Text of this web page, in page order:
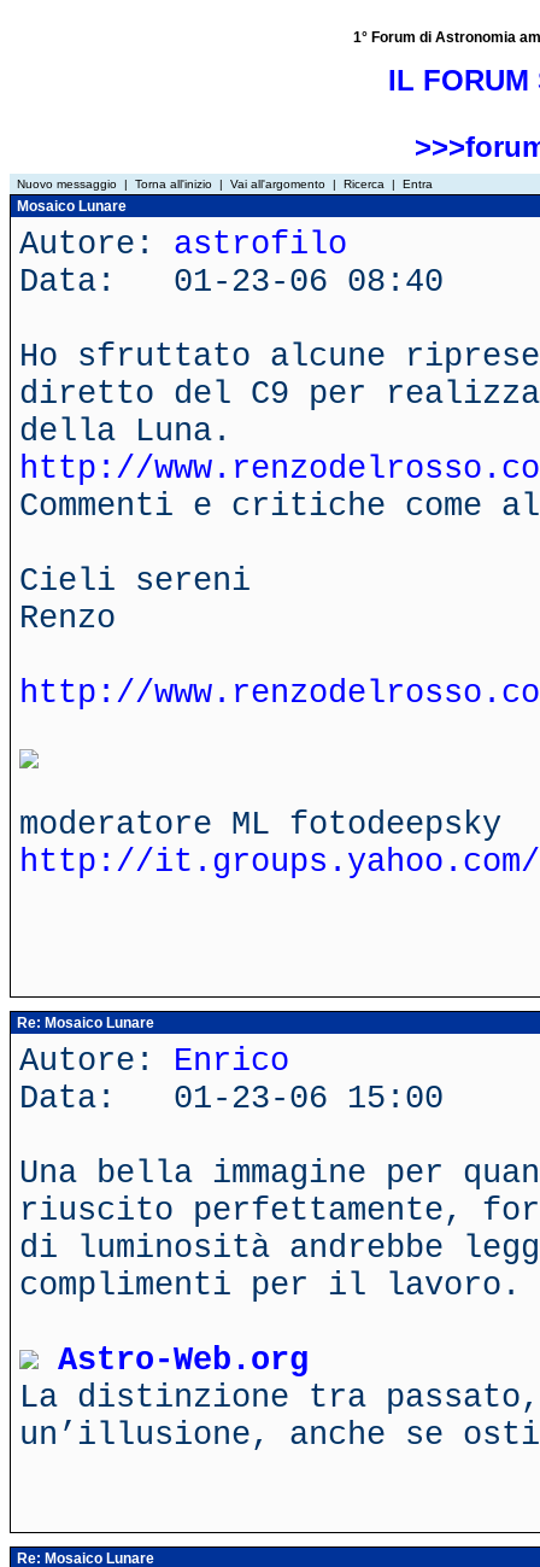
1° Forum di Astronomia
IL FORUM
Nuovo messaggio | Torna all'inizio | Vai all'argomento | Ricerca | Entra
Mosaico Lunare
Autore: astrofilo
Data: 01-23-06 08:40
Ho sfruttato alcune
diretto del C9 per
della Luna.
http://
Commenti e critiche come
Cieli sereni
Renzo
http://
moderatore ML fotodeepsky
http://it.groups.yahoo.com/
Re: Mosaico Lunare
Autore: Enrico
Data: 01-23-06 15:00
Una bella immagine per
riuscito perfettamente,
di luminosità andrebbe
complimenti per il lavoro.
Astro-Web.org
La distinzione tra
un’illusione, anche se
Re: Mosaico Lunare